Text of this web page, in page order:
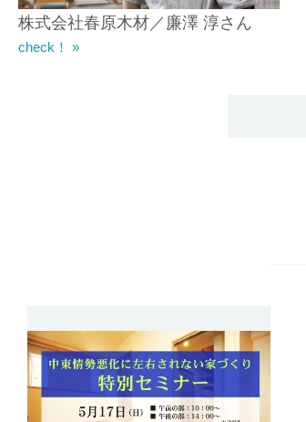
株式会社春原木材／廉澤 淳さん
check！ »